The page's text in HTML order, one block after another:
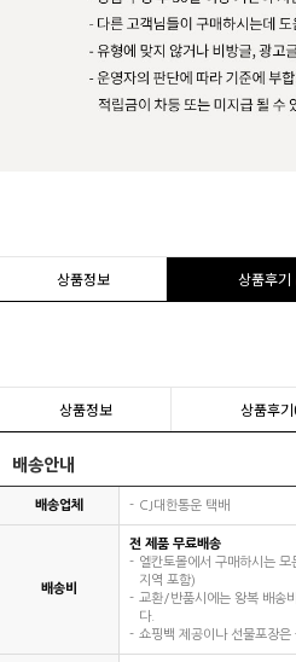
상품정보 상품후기
상품정보 상품후기
배송안내
배송업체 CJ대한통운 택배
배송비
전 제품 무료배송
엘칸토몰에서 구매하시는
지역 포함)
교환/반품시에는 왕복 배송
다.
쇼핑백 제공이나 선물포장은